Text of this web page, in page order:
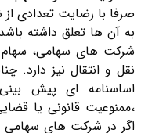
صرفا با رضایت تعدادی
به آن ها تعلق داشته
شرکت های سهامی،
نقل و انتقال نیز دارد.
اساسنامه ای پیش
،ممنوعیت قانونی یا
اگر در شرکت های